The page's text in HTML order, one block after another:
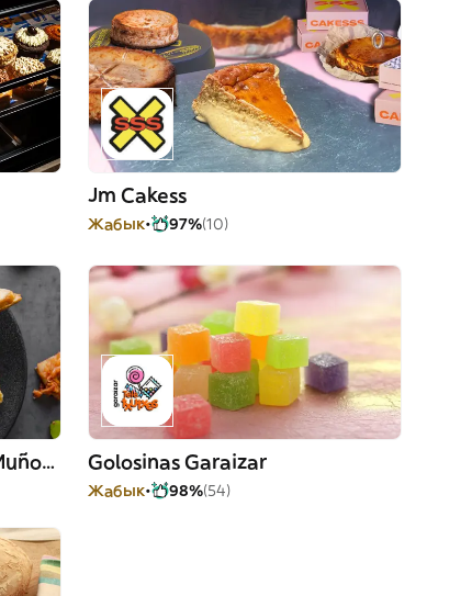
Jm Cakess
Жабык 97%(10)
Kurrusku Kai Alde - María Muñoz Kalea Golosinas Garaizar
Жабык 98%(54)